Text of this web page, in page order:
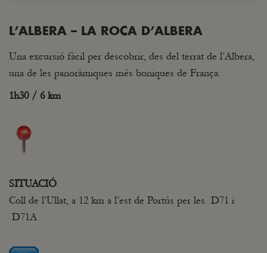
L’ALBERA – LA ROCA D’ALBERA
Una excursió fàcil per descobrir, des del terrat de l’Albera,
una de les panoràmiques més boniques de França.
1h30 / 6 km
SITUACIÓ
Coll de l’Ullat, a 12 km a l’est de Portús per les D71 i
D71A